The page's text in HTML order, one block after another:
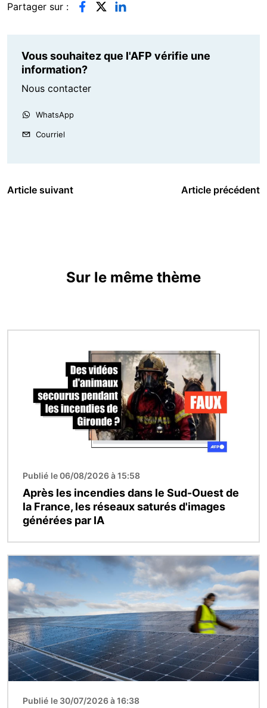
Partager sur :
Vous souhaitez que l'AFP vérifie une
information?
Nous contacter
WhatsApp
Courriel
Article suivant Article précédent
Sur le même thème
Publié le 06/08/2026 à 15:58
Après les incendies dans le Sud-Ouest de
la France, les réseaux saturés d'images
générées par IA
Image
Publié le 30/07/2026 à 16:38